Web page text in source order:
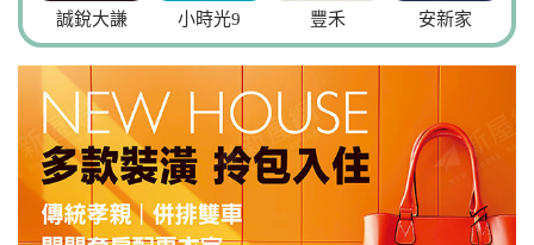
誠銳大謙 小時光9 安新家